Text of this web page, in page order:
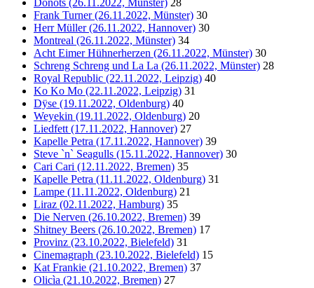
Frank Turner (26.11.2022, Münster) 30
Herr Müller (26.11.2022, Hannover) 30
Montreal (26.11.2022, Münster) 34
Acht Eimer Hühnerherzen (26.11.2022, Münster) 30
Schreng Schreng und La La (26.11.2022, Münster) 28
Royal Republic (22.11.2022, Leipzig) 40
Ko Ko Mo (22.11.2022, Leipzig) 31
Dÿse (19.11.2022, Oldenburg) 40
Weyekin (19.11.2022, Oldenburg) 20
Liedfett (17.11.2022, Hannover) 27
Kapelle Petra (17.11.2022, Hannover) 39
Steve `n` Seagulls (15.11.2022, Hannover) 30
Cari Cari (12.11.2022, Bremen) 35
Kapelle Petra (11.11.2022, Oldenburg) 31
Lampe (11.11.2022, Oldenburg) 21
Liraz (02.11.2022, Hamburg) 35
Die Nerven (26.10.2022, Bremen) 39
Shitney Beers (26.10.2022, Bremen) 17
Provinz (23.10.2022, Bielefeld) 31
Cinemagraph (23.10.2022, Bielefeld) 15
Kat Frankie (21.10.2022, Bremen) 37
Olicìa (21.10.2022, Bremen) 27